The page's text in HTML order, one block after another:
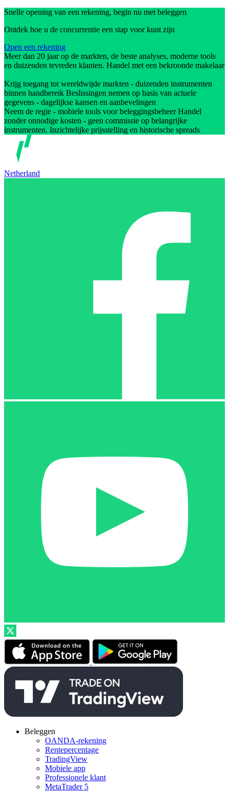
Snelle opening van een rekening, begin nu met beleggen
Ontdek hoe u de concurrentie een stap voor kunt zijn
Open een rekening
Meer dan 20 jaar op de markten, de beste analyses, moderne tools
en duizenden tevreden klanten. Handel met een bekroonde makelaar
Krijg toegang tot wereldwijde markten - duizenden instrumenten
binnen handbereik Beslissingen nemen op basis van actuele
gegevens - dagelijkse kansen en aanbevelingen
Neem de regie - mobiele tools voor beleggingsbeheer Handel
zonder onnodige kosten - geen commissie op belangrijke
instrumenten. Inzichtelijke prijsstelling en historische spreads
Netherland
Beleggen
OANDA-rekening
Rentepercentage
TradingView
Mobiele app
Professionele klant
MetaTrader 5